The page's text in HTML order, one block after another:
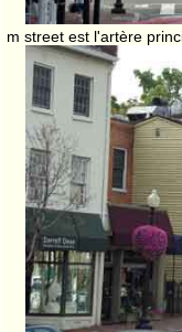
m street est l'artère